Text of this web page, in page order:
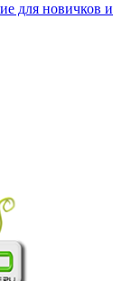
для новичков и